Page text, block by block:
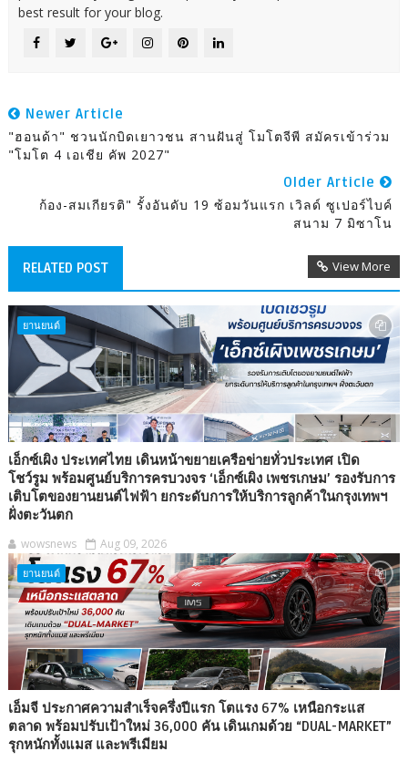
best result for your blog.
Newer Article
"ฮอนด้า" ชวนนักบิดเยาวชน สานฝันสู่ โมโตจีพี สมัครเข้าร่วม
"โมโต 4 เอเชีย คัพ 2027"
Older Article
ก้อง-สมเกียรติ" รั้งอันดับ 19 ซ้อมวันแรก เวิลด์ ซูเปอร์ไบค์
สนาม 7 มิซาโน
RELATED POST View More
ยานยนต์
เอ็กซ์เผิง ประเทศไทย เดินหน้าขยายเครือข่ายทั่วประเทศ เปิด
โชว์รูม พร้อมศูนย์บริการครบวงจร ‘เอ็กซ์เผิง เพชรเกษม’ รองรับการ
เติบโตของยานยนต์ไฟฟ้า ยกระดับการให้บริการลูกค้าในกรุงเทพฯ
ฝั่งตะวันตก
wowsnews Aug 09, 2026
ยานยนต์
เอ็มจี ประกาศความสำเร็จครึ่งปีแรก โตแรง 67% เหนือกระแส
ตลาด พร้อมปรับเป้าใหม่ 36,000 คัน เดินเกมด้วย “DUAL-MARKET”
รุกหนักทั้งแมส และพรีเมียม